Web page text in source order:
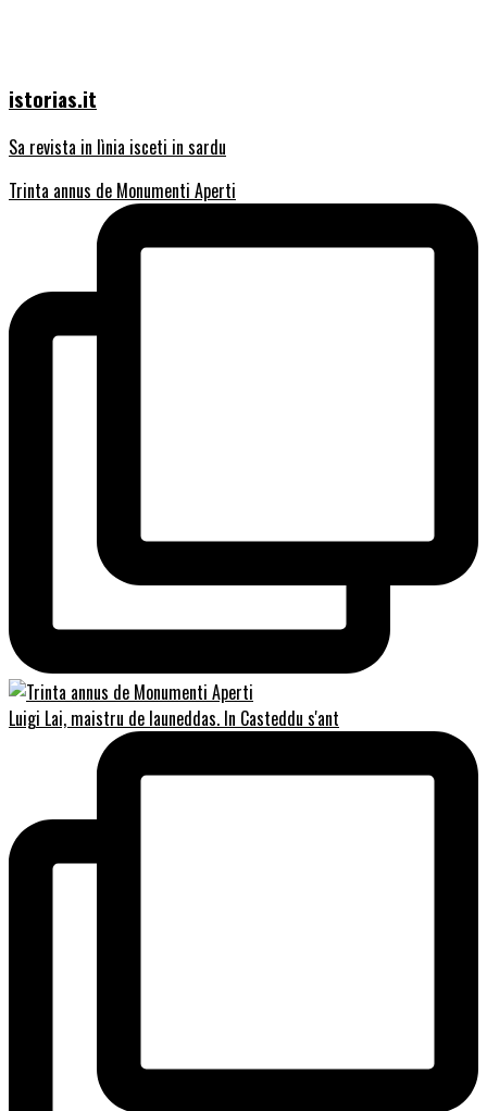
istorias.it
Sa revista in lìnia isceti in sardu
Trinta annus de Monumenti Aperti
Luigi Lai, maistru de launeddas. In Casteddu s'ant